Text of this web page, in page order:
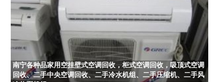
南宁各种品家用空挂壁式空调回收，柜式空调回收，吸顶式空调
回收、二手中央空调回收、二手冷水机组、二手压缩机、二手风